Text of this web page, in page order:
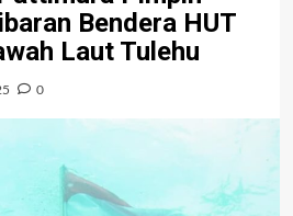
Bendera HUT
Laut Tulehu
0